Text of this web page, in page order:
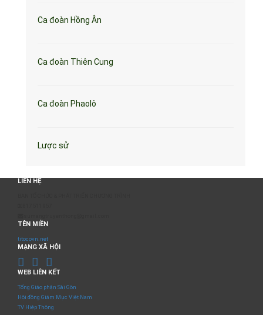
Ca đoàn Hồng Ân
Ca đoàn Thiên Cung
Ca đoàn Phaolô
Lược sử
LIÊN HỆ
TÊN MIỀN
titocovn.net
MẠNG XÃ HỘI
WEB LIÊN KẾT
Tổng Giáo phận Sài Gòn
Hội đồng Giám Mục Việt Nam
TV Hiệp Thông